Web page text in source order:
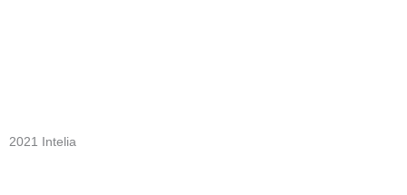
2021 Intelia